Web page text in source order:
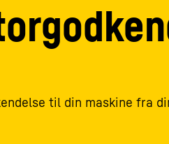
til din maskine fra